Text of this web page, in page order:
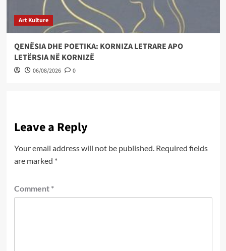
Art Kulture
QENËSIA DHE POETIKA: KORNIZA LETRARE APO
LETËRSIA NË KORNIZË
06/08/2026 0
Leave a Reply
Your email address will not be published. Required fields
are marked *
Comment *